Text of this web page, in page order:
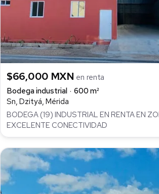
$66,000 MXN en renta
Bodega industrial
600 m²
Sn, Dzityá, Mérida
BODEGA (19) INDUSTRIAL EN RENTA EN
EXCELENTE CONECTIVIDAD